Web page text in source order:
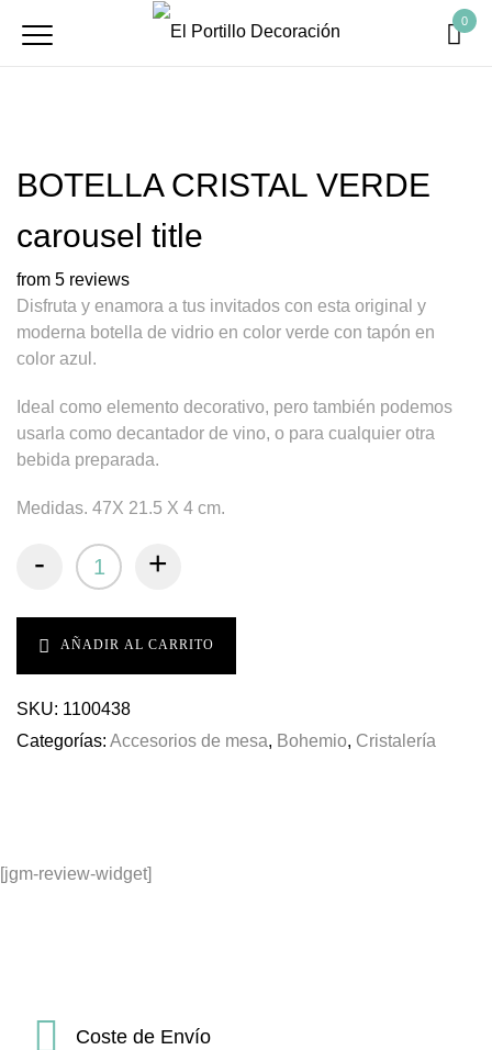
0
BOTELLA CRISTAL VERDE
carousel title
from 5 reviews
Disfruta y enamora a tus invitados con esta original y
moderna botella de vidrio en color verde con tapón en
color azul.
Ideal como elemento decorativo, pero también podemos
usarla como decantador de vino, o para cualquier otra
bebida preparada.
Medidas. 47X 21.5 X 4 cm.
- +
AÑADIR AL CARRITO
SKU: 1100438
Categorías: Accesorios de mesa, Bohemio, Cristalería
[jgm-review-widget]
Coste de Envío